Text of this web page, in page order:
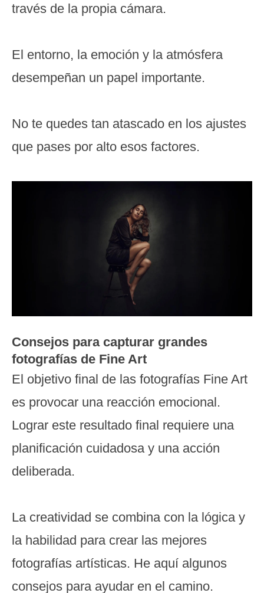
través de la propia cámara.
El entorno, la emoción y la atmósfera
desempeñan un papel importante.
No te quedes tan atascado en los ajustes
que pases por alto esos factores.
Consejos para capturar grandes
fotografías de Fine Art
El objetivo final de las fotografías Fine Art
es provocar una reacción emocional.
Lograr este resultado final requiere una
planificación cuidadosa y una acción
deliberada.
La creatividad se combina con la lógica y
la habilidad para crear las mejores
fotografías artísticas. He aquí algunos
consejos para ayudar en el camino.